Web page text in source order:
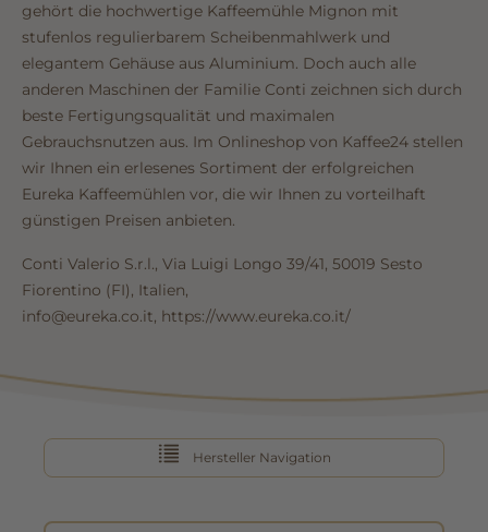
gehört die hochwertige Kaffeemühle Mignon mit
stufenlos regulierbarem Scheibenmahlwerk und
elegantem Gehäuse aus Aluminium. Doch auch alle
anderen Maschinen der Familie Conti zeichnen sich durch
beste Fertigungsqualität und maximalen
Gebrauchsnutzen aus. Im Onlineshop von Kaffee24 stellen
wir Ihnen ein erlesenes Sortiment der erfolgreichen
Eureka Kaffeemühlen vor, die wir Ihnen zu vorteilhaft
günstigen Preisen anbieten.
Conti Valerio S.r.l., Via Luigi Longo 39/41, 50019 Sesto
Fiorentino (FI), Italien,
info@eureka.co.it, https://www.eureka.co.it/
Hersteller Navigation